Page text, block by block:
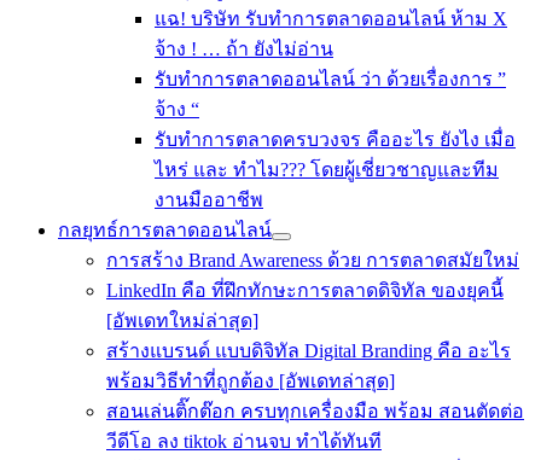
แฉ! บริษัท รับทำการตลาดออนไลน์ ห้าม X
จ้าง ! … ถ้า ยังไม่อ่าน
รับทําการตลาดออนไลน์ ว่า ด้วยเรื่องการ ”
จ้าง “
รับทำการตลาดครบวงจร คืออะไร ยังไง เมื่อ
ไหร่ และ ทำไม??? โดยผู้เชี่ยวชาญและทีม
งานมืออาชีพ
กลยุทธ์การตลาดออนไลน์
การสร้าง Brand Awareness ด้วย การตลาดสมัยใหม่
LinkedIn คือ ที่ฝึกทักษะการตลาดดิจิทัล ของยุคนี้
[อัพเดทใหม่ล่าสุด]
สร้างแบรนด์ แบบดิจิทัล Digital Branding คือ อะไร
พร้อมวิธีทำที่ถูกต้อง [อัพเดทล่าสุด]
สอนเล่นติ๊กต๊อก ครบทุกเครื่องมือ พร้อม สอนตัดต่อ
วีดีโอ ลง tiktok อ่านจบ ทำได้ทันที